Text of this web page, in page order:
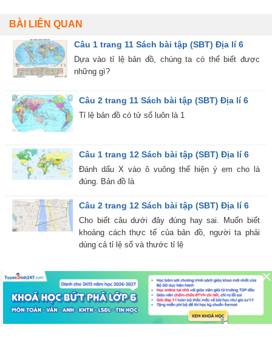
BÀI LIÊN QUAN
Câu 1 trang 11 Sách bài tập (SBT) Địa lí 6
Dựa vào tỉ lệ bản đồ, chúng ta có thể biết được
những gì?
Câu 2 trang 11 Sách bài tập (SBT) Địa lí 6
Tỉ lệ bản đồ có tử số luôn là 1
Câu 1 trang 12 Sách bài tập (SBT) Địa lí 6
Đánh dấu X vào ô vuông thể hiện ý em cho là
đúng. Bản đồ là
Câu 2 trang 12 Sách bài tập (SBT) Địa lí 6
Cho biết câu dưới đây đúng hay sai. Muốn biết
khoảng cách thực tế của bản đồ, người ta phải
dùng cả tỉ lệ số và thước tỉ lệ
Trang chủ Toán học Ngữ văn
Tiếng Anh Vật lý Hóa học
Sinh học Lịch sử Địa lí